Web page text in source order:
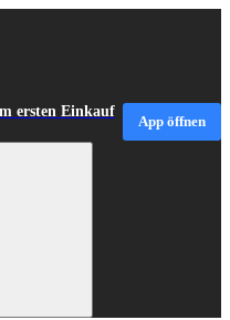
ersten Einkauf
App öffnen